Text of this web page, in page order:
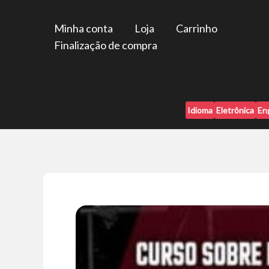
Minha conta Loja
Carrinho
Finalização de compra
Idioma Eletrônica